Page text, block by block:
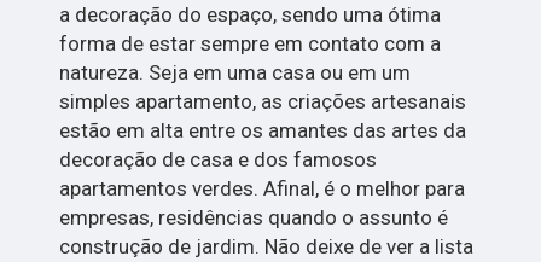
a decoração do espaço, sendo uma ótima
forma de estar sempre em contato com a
natureza. Seja em uma casa ou em um
simples apartamento, as criações artesanais
estão em alta entre os amantes das artes da
decoração de casa e dos famosos
apartamentos verdes. Afinal, é o melhor para
empresas, residências quando o assunto é
construção de jardim. Não deixe de ver a lista